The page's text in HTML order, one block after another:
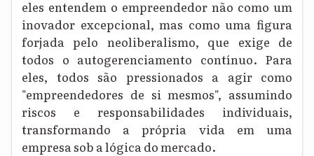
eles entendem o empreendedor não como um
inovador excepcional, mas como uma figura
forjada pelo neoliberalismo, que exige de
todos o autogerenciamento contínuo. Para
eles, todos são pressionados a agir como
"empreendedores de si mesmos", assumindo
riscos e responsabilidades individuais,
transformando a própria vida em uma
empresa sob a lógica do mercado.